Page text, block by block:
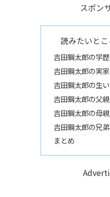
スポン
読みたいとこ
吉田鋼太郎の学歴
吉田鋼太郎の実家
吉田鋼太郎の生
吉田鋼太郎の父親
吉田鋼太郎の母親
吉田鋼太郎の兄
まとめ